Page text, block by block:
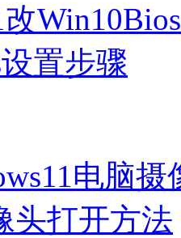
置步骤
电脑
头打开方法